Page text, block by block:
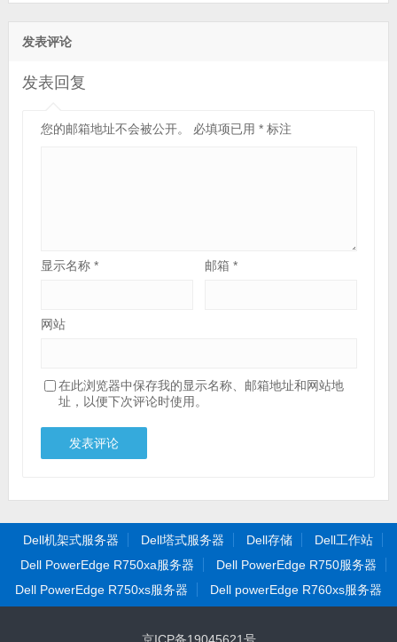
发表评论
发表回复
您的邮箱地址不会被公开。 必填项已用 *标注
显示名称 * 邮箱*
网站
在此浏览器中保存我的显示名称、邮箱地址和网站地
址，以便下次评论时使用。
Dell机架式服务器 Dell塔式服务器 Dell存储
Dell工作站
Dell PowerEdge R750xa服务器
Dell PowerEdge R750服务器
Dell PowerEdge R750xs服务器
Dell powerEdge R760xs服务器